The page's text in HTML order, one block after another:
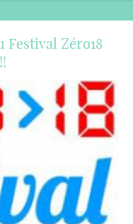
Festival Zéro18